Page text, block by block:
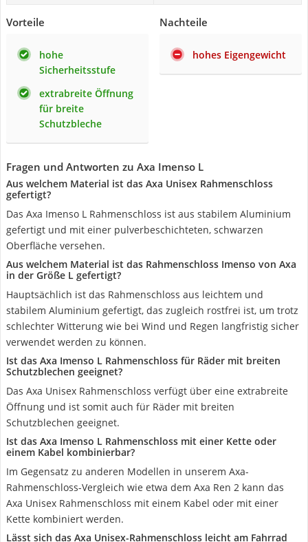
Vorteile
hohe
Sicherheitsstufe
extrabreite Öffnung
für breite
Schutzbleche
Nachteile
hohes Eigengewicht
Fragen und Antworten zu Axa Imenso L
Aus welchem Material ist das Axa Unisex Rahmenschloss
gefertigt?
Das Axa Imenso L Rahmenschloss ist aus stabilem Aluminium
gefertigt und mit einer pulverbeschichteten, schwarzen
Oberfläche versehen.
Aus welchem Material ist das Rahmenschloss Imenso von Axa
in der Größe L gefertigt?
Hauptsächlich ist das Rahmenschloss aus leichtem und
stabilem Aluminium gefertigt, das zugleich rostfrei ist, um trotz
schlechter Witterung wie bei Wind und Regen langfristig sicher
verwendet werden zu können.
Ist das Axa Imenso L Rahmenschloss für Räder mit breiten
Schutzblechen geeignet?
Das Axa Unisex Rahmenschloss verfügt über eine extrabreite
Öffnung und ist somit auch für Räder mit breiten
Schutzblechen geeignet.
Ist das Axa Imenso L Rahmenschloss mit einer Kette oder
einem Kabel kombinierbar?
Im Gegensatz zu anderen Modellen in unserem Axa-
Rahmenschloss-Vergleich wie etwa dem Axa Ren 2 kann das
Axa Unisex Rahmenschloss mit einem Kabel oder mit einer
Kette kombiniert werden.
Lässt sich das Axa Unisex-Rahmenschloss leicht am Fahrrad